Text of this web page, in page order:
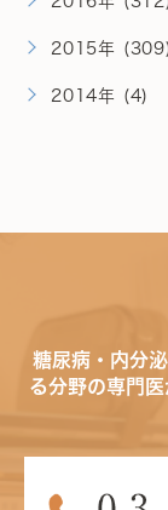
2015年
2014年 (4)
糖尿病・内分
る分野の専門